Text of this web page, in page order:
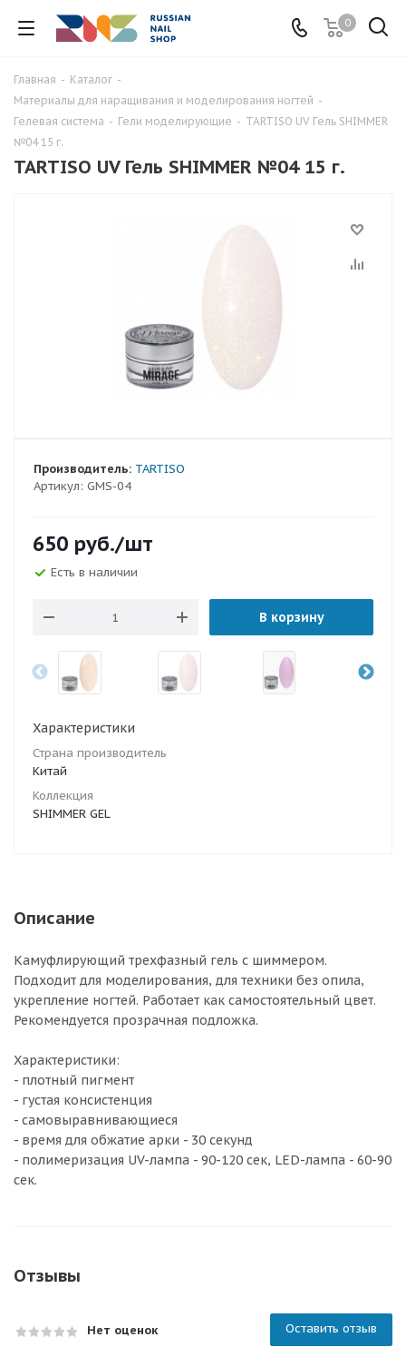
0
Главная - Каталог -
Материалы для наращивания и моделирования ногтей -
Гелевая система - Гели моделирующие - TARTISO UV Гель SHIMMER
№04 15 г.
TARTISO UV Гель SHIMMER №04 15 г.
Артикул: GMS-04
Производитель: TARTISO
650 руб./шт
Есть в наличии
В корзину
Характеристики
Страна производитель
Китай
Коллекция
SHIMMER GEL
Описание
Камуфлирующий трехфазный гель с шиммером.
Подходит для моделирования, для техники без опила,
укрепление ногтей. Работает как самостоятельный цвет.
Рекомендуется прозрачная подложка.
Характеристики:
- плотный пигмент
- густая консистенция
- самовыравнивающиеся
- время для обжатие арки - 30 секунд
- полимеризация UV-лампа - 90-120 сек, LED-лампа - 60-90
сек.
Отзывы
Нет оценок Оставить отзыв